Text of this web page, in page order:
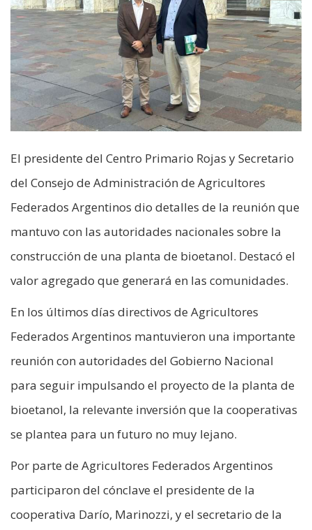
El presidente del Centro Primario Rojas y Secretario
del Consejo de Administración de Agricultores
Federados Argentinos dio detalles de la reunión que
mantuvo con las autoridades nacionales sobre la
construcción de una planta de bioetanol. Destacó el
valor agregado que generará en las comunidades.
En los últimos días directivos de Agricultores
Federados Argentinos mantuvieron una importante
reunión con autoridades del Gobierno Nacional
para seguir impulsando el proyecto de la planta de
bioetanol, la relevante inversión que la cooperativas
se plantea para un futuro no muy lejano.
Por parte de Agricultores Federados Argentinos
participaron del cónclave el presidente de la
cooperativa Darío, Marinozzi, y el secretario de la